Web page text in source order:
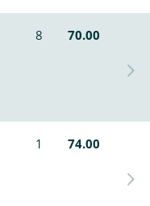
8 70.00
1 74.00